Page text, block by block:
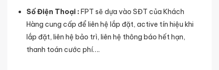
Số Điện Thoại :FPT sẽ dựa vào SĐT của Khách
Hàng cung cấp để liên hệ lắp đặt, active tín hiệu khi
lắp đặt, liên hệ bảo trì, liên hệ thông báo hết hạn,
thanh toán cước phí….